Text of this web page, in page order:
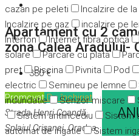
cazan pe peleti
Incalzire de
Incalzire pe gaz
incalzire pe
Interfon
Internet fibra optica
solare
Parcare cu plata
pret
Piscina Pivnita Pod
electric
Semineu pe lemne
indundatie
Senzor miscare
Sistem antiincediu
Sistem
automat de irigatie
Sistem
Apartament cu 2
zona Calea Aradului-
380 €
PromovatDe închiriat
Strada Henri Coandă,
Splaiul Crișanei, Oradea,